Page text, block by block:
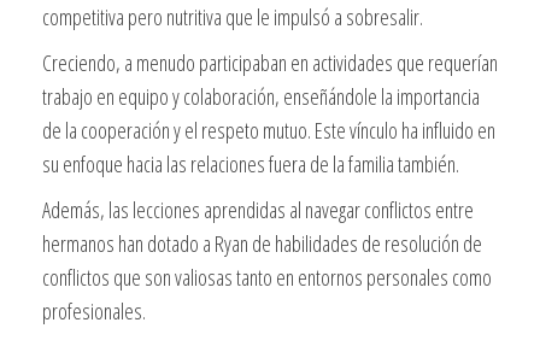
competitiva pero nutritiva que le impulsó a sobresalir.
Creciendo, a menudo participaban en actividades que requerían
trabajo en equipo y colaboración, enseñándole la importancia
de la cooperación y el respeto mutuo. Este vínculo ha influido en
su enfoque hacia las relaciones fuera de la familia también.
Además, las lecciones aprendidas al navegar conflictos entre
hermanos han dotado a Ryan de habilidades de resolución de
conflictos que son valiosas tanto en entornos personales como
profesionales.